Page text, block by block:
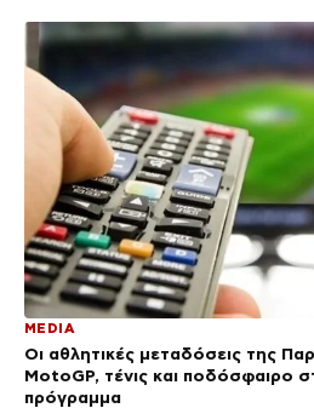
MEDIA
Οι αθλητικές μεταδόσεις της
MotoGP, τένις και ποδόσφαιρο
πρόγραμμα